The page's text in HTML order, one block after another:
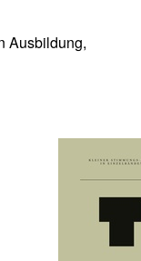
Ausbildung,